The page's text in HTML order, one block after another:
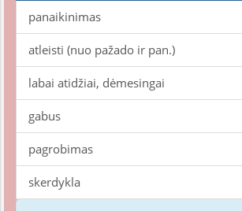
panaikinimas
atleisti (nuo pažado ir pan.)
labai atidžiai, dėmesingai
gabus
pagrobimas
skerdykla